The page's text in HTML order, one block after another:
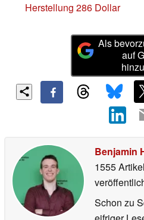
Herstellung 286 Dollar
Als
auf
Benjamin
1555
Schon zu